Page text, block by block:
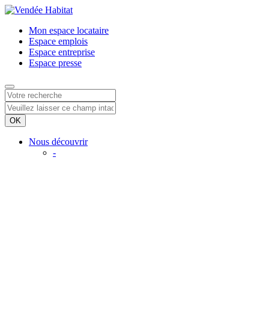
Mon espace locataire
Espace emplois
Espace entreprise
Espace presse
Nous découvrir
-